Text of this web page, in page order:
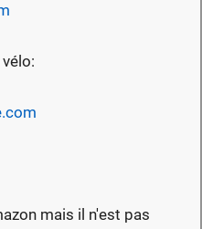
mais il n'est pas